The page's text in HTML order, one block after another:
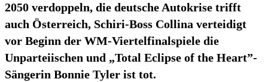
2050 verdoppeln, die deutsche Autokrise trifft
auch Österreich, Schiri-Boss Collina verteidigt
vor Beginn der WM-Viertelfinalspiele die
Unparteiischen und „Total Eclipse of the Heart”-
Sängerin Bonnie Tyler ist tot.